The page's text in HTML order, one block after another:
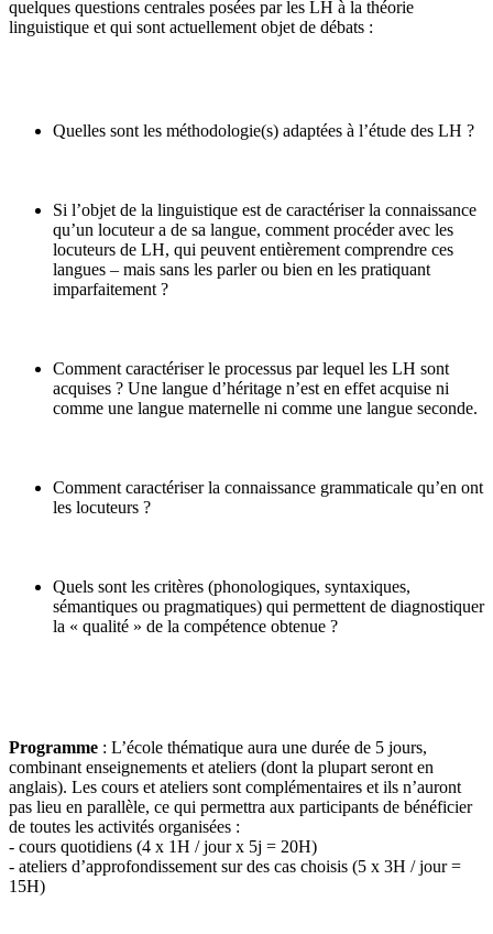
quelques questions centrales posées par les LH à la théorie
linguistique et qui sont actuellement objet de débats :
Quelles sont les méthodologie(s) adaptées à l’étude des LH ?
Si l’objet de la linguistique est de caractériser la connaissance
qu’un locuteur a de sa langue, comment procéder avec les
locuteurs de LH, qui peuvent entièrement comprendre ces
langues – mais sans les parler ou bien en les pratiquant
imparfaitement ?
Comment caractériser le processus par lequel les LH sont
acquises ? Une langue d’héritage n’est en effet acquise ni
comme une langue maternelle ni comme une langue seconde.
Comment caractériser la connaissance grammaticale qu’en ont
les locuteurs ?
Quels sont les critères (phonologiques, syntaxiques,
sémantiques ou pragmatiques) qui permettent de diagnostiquer
la « qualité » de la compétence obtenue ?
Programme : L’école thématique aura une durée de 5 jours,
combinant enseignements et ateliers (dont la plupart seront en
anglais). Les cours et ateliers sont complémentaires et ils n’auront
pas lieu en parallèle, ce qui permettra aux participants de bénéficier
de toutes les activités organisées :
- cours quotidiens (4 x 1H / jour x 5j = 20H)
- ateliers d’approfondissement sur des cas choisis (5 x 3H / jour =
15H)